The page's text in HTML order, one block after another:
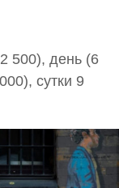
500), день (6
сутки 9